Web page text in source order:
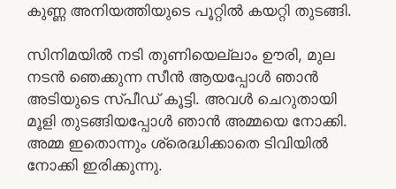
കുണ്ണ അനിയത്തിയുടെ പൂറ്റിൽ കയറ്റി തുടങ്ങി.
സിനിമയിൽ നടി തുണിയെല്ലാം ഊരി, മുല
നടൻ ഞെക്കുന്ന സീൻ ആയപ്പോൾ ഞാൻ
അടിയുടെ സ്പീഡ് കൂട്ടി. അവൾ ചെറുതായി
മൂളി തുടങ്ങിയപ്പോൾ ഞാൻ അമ്മയെ നോക്കി.
അമ്മ ഇതൊന്നും ശ്രെദ്ധിക്കാതെ ടിവിയിൽ
നോക്കി ഇരിക്കുന്നു.